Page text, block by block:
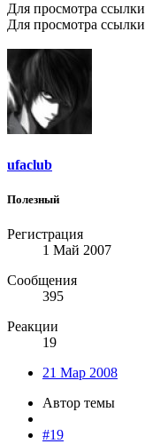
Для просмотра ссылки
Для просмотра ссылки
ufaclub
Полезный
Регистрация
1 Май 2007
Сообщения
395
Реакции
19
21 Мар 2008
Автор темы
#19